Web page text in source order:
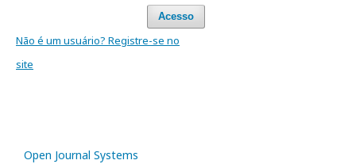
Acesso
Não é um usuário? Registre-se no
site
Open Journal Systems